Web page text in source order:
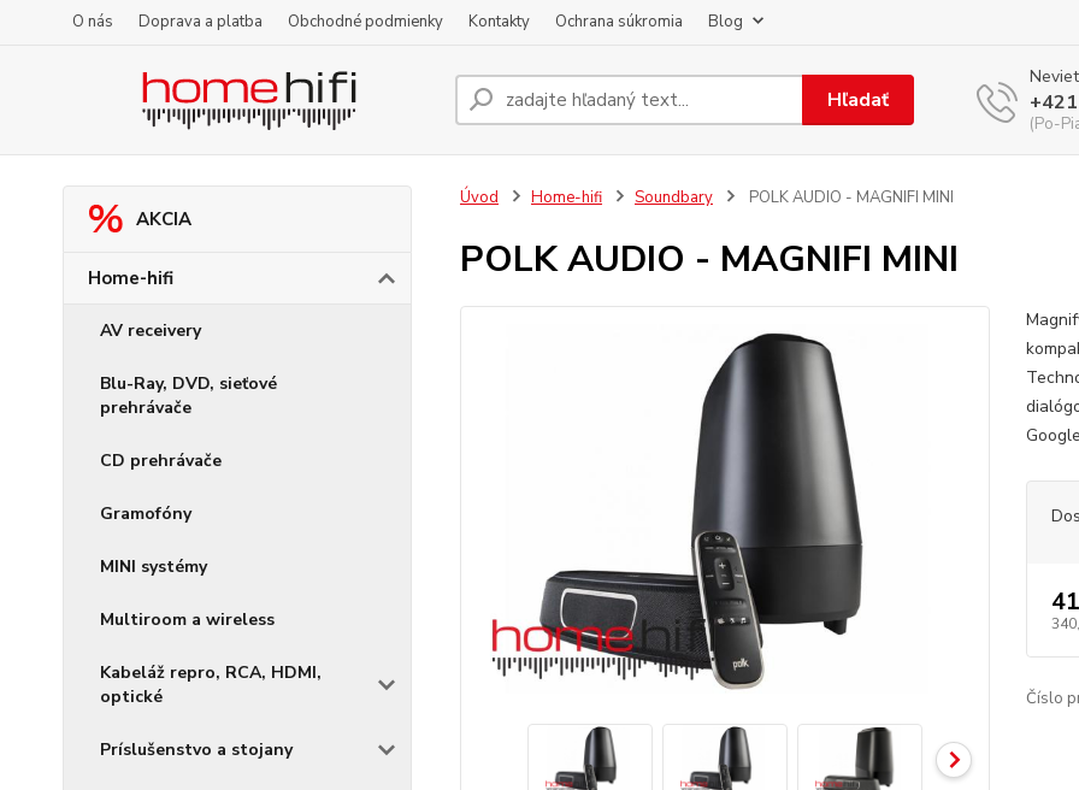
O nás Doprava a platba Obchodné podmienky Kontakty Ochrana súkromia Blog
Hľadať
(Po-
AKCIA
Home-hifi
AV receivery
Blu-Ray, DVD, sieťové
prehrávače
CD prehrávače
Gramofóny
MINI systémy
Multiroom a wireless
Kabeláž repro, RCA, HDMI,
optické
Príslušenstvo a stojany
Úvod Home-hifi Soundbary POLK AUDIO - MAGNIFI MINI
POLK AUDIO - MAGNIFI MINI
Číslo